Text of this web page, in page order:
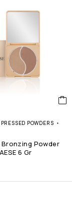
PRESSED POWDERS
Bronzing Powder
6 Gr